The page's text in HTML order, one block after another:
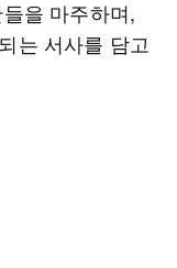
을 마주하며,
는 서사를 담고